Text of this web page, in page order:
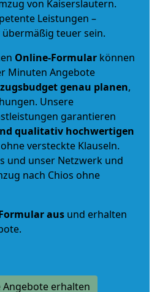
von Kaiserslautern.
Leistungen –
teuer sein.
Online-Formular können
Minuten Angebote
genau planen,
Unsere
garantieren
qualitativ hochwertigen
versteckte Klauseln.
und unser Netzwerk und
nach Chios ohne
aus und erhalten
Angebote erhalten